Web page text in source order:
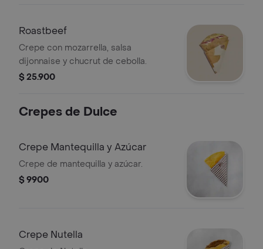
Roastbeef
Crepe con mozarrella, salsa
dijonnaise y chucrut de cebolla.
$ 25.900
Crepes de Dulce
Crepe Mantequilla y Azúcar
Crepe de mantequilla y azúcar.
$ 9900
Crepe Nutella